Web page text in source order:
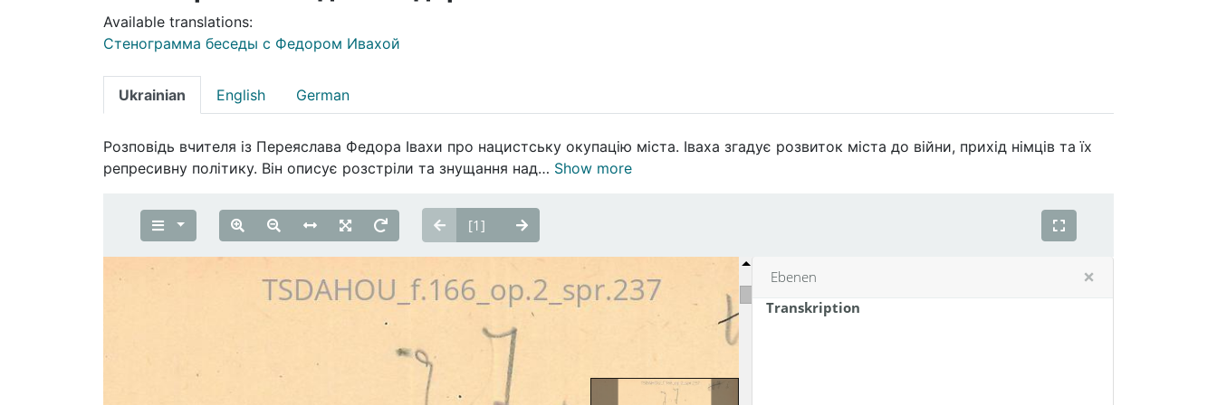
Available translations:
Стенограмма беседы с Федором Ивахой
Ukrainian English German
Розповідь вчителя із Переяслава Федора Івахи про нацистську окупацію міста. Іваха згадує розвиток міста до війни, прихід німців та їх
репресивну політику. Він описує розстріли та знущання над… Show more